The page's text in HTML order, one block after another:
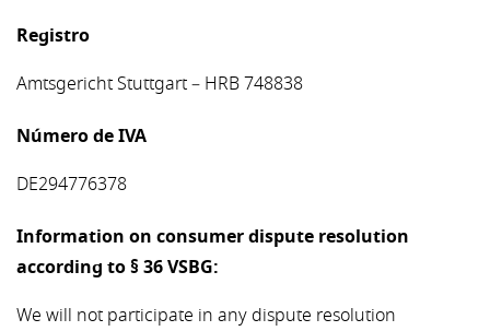
Registro
Amtsgericht Stuttgart – HRB 748838
Número de IVA
DE294776378
Information on consumer dispute resolution
according to § 36 VSBG:
We will not participate in any dispute resolution